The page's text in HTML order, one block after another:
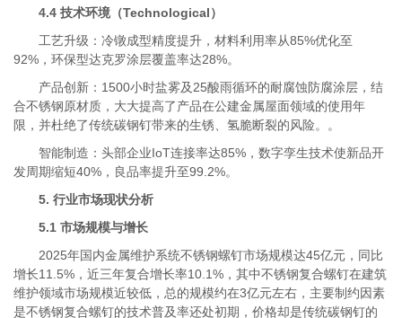
4.4 技术环境（Technological）
工艺升级：冷镦成型精度提升，材料利用率从85%优化至
92%，环保型达克罗涂层覆盖率达28%。
产品创新：1500小时盐雾及25酸雨循环的耐腐蚀防腐涂层，结
合不锈钢原材质，大大提高了产品在公建金属屋面领域的使用年
限，并杜绝了传统碳钢钉带来的生锈、氢脆断裂的风险。。
智能制造：头部企业IoT连接率达85%，数字孪生技术使新品开
发周期缩短40%，良品率提升至99.2%。
5. 行业市场现状分析
5.1 市场规模与增长
2025年国内金属维护系统不锈钢螺钉市场规模达45亿元，同比
增长11.5%，近三年复合增长率10.1%，其中不锈钢复合螺钉在建筑
维护领域市场规模近较低，总的规模约在3亿元左右，主要制约因素
是不锈钢复合螺钉的技术普及率还处初期，价格却是传统碳钢钉的